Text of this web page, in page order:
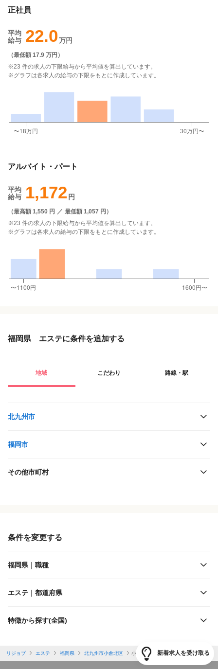
正社員
平均
給与 22.0万円
（最低額 17.9 万円 ）
※23 件の求人の下限給与から平均値を算出しています。
※グラフは各求人の給与の下限をもとに作成しています。
アルバイト・パート
平均
給与
1,172 円
（最高額 1,550 円 ／ 最低額 1,057 円 ）
※23 件の求人の下限給与から平均値を算出しています。
※グラフは各求人の給与の下限をもとに作成しています。
福岡県 エステに条件を追加する
地域 こだわり 路線・駅
北九州市
福岡市
その他市町村
条件を変更する
福岡県｜職種
エステ｜都道府県
特徴から探す(全国)
リジョブ エステ 福岡県 北九州市小倉北区 小倉駅 新着求人を受け取る